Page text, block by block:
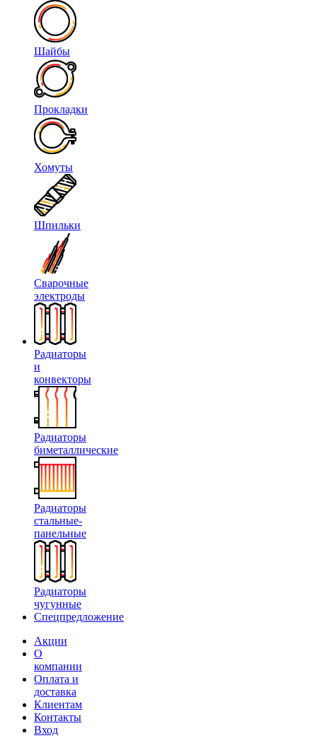
Шайбы
Прокладки
Хомуты
Шпильки
Сварочные
электроды
Радиаторы
и
конвекторы
Радиаторы
биметаллические
Радиаторы
стальные-
панельные
Радиаторы
чугунные
Спецпредложение
Акции
О
компании
Оплата и
доставка
Клиентам
Контакты
Вход